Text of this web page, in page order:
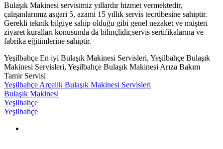
Bulaşık Makinesi servisimiz yıllardır hizmet vermektedir,
çalışanlarımız asgari 5, azami 15 yıllık servis tecrübesine sahiptir.
Gerekli teknik bilgiye sahip olduğu gibi genel nezaket ve müşteri
ziyaret kuralları konusunda da bilinçlidir,servis sertifikalarına ve
fabrika eğitimlerine sahiptir.
Yeşilbahçe En iyi Bulaşık Makinesi Servisleri, Yeşilbahçe Bulaşık
Makinesi Servisleri, Yeşilbahçe Bulaşık Makinesi Arıza Bakım
Tamir Servisi
Yeşilbahçe Arçelik Bulaşık Makinesi Servisleri
Bulaşık Makinesi
Yeşilbahçe
Yeşilbahçe